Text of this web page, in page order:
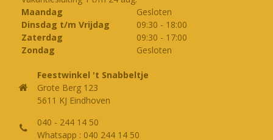
Maandag
Gesloten
Dinsdag t/m Vrijdag
09:30 - 18:00
Zaterdag
09:30 - 17:00
Zondag
Gesloten
Feestwinkel 't Snabbeltje
Grote Berg 123
5611 KJ Eindhoven
040 - 244 14 50
Whatsapp : 040 244 14 50